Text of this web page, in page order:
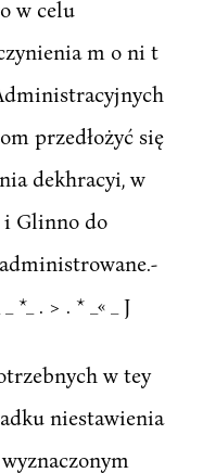
w celu
m o ni t
przedłożyć się
dekhracyi, w
i Glinno do
*_ . > . * _« _ J
w tey
niestawienia